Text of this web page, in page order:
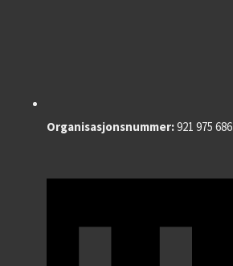
Organisasjonsnummer:921 975 686